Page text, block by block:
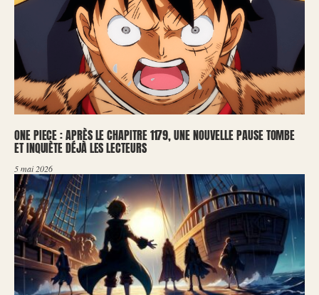
ONE PIECE : APRÈS LE CHAPITRE 1179, UNE NOUVELLE PAUSE TOMBE
ET INQUIÈTE DÉJÀ LES LECTEURS
5 mai 2026